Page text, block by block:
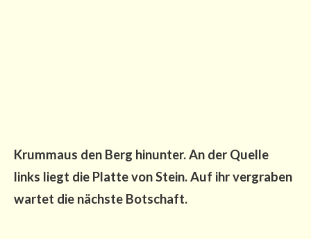
Krum­maus den Berg hin­un­ter. An der Quel­le
links liegt die Plat­te von Stein. Auf ihr ver­gra­ben
war­tet die nächs­te Botschaft.